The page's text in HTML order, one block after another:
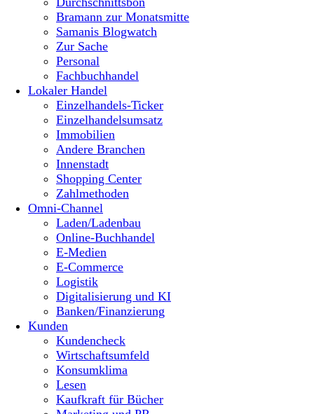
Bramann zur Monatsmitte
Samanis Blogwatch
Zur Sache
Personal
Fachbuchhandel
Lokaler Handel
Einzelhandels-Ticker
Einzelhandelsumsatz
Immobilien
Andere Branchen
Innenstadt
Shopping Center
Zahlmethoden
Omni-Channel
Laden/Ladenbau
Online-Buchhandel
E-Medien
E-Commerce
Logistik
Digitalisierung und KI
Banken/Finanzierung
Kunden
Kundencheck
Wirtschaftsumfeld
Konsumklima
Lesen
Kaufkraft für Bücher